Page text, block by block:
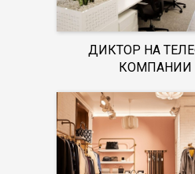
ДИКТОР НА
КОМПАНИИ